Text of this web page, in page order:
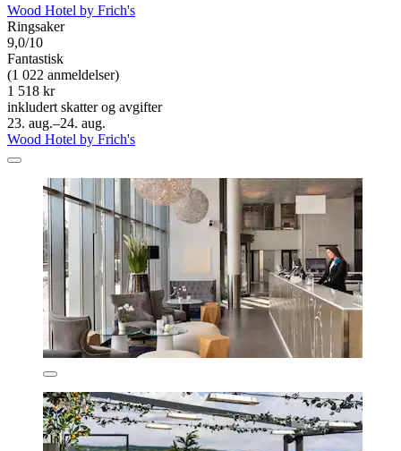
Wood Hotel by Frich's
Ringsaker
9,0/10
Fantastisk
(1 022 anmeldelser)
1 518 kr
inkludert skatter og avgifter
23. aug.–24. aug.
Wood Hotel by Frich's